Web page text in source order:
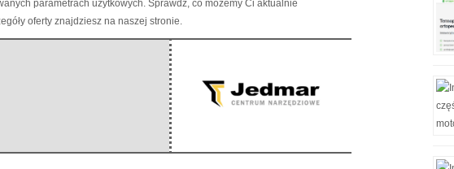
parametrach użytkowych. Sprawdź, co możemy Ci aktualnie
oferty znajdziesz na naszej stronie.